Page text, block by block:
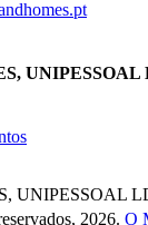
UNIPESSOAL
UNIPESSOAL
2026. O